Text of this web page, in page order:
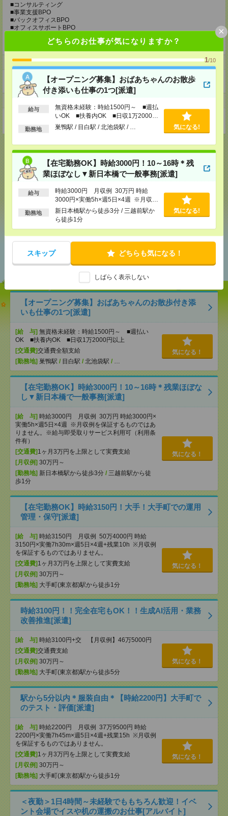
どちらのお仕事が気になりますか？
1/10
【オープニング募集】おばあちゃんのお散歩
付き添いも仕事の1つ[派遣]
給与
無資格未経験：時給1500円～ ■週払
いOK ■扶養内OK ■日収1万2000円
以上
勤務地 巣鴨駅 / 目白駅 / 北池袋駅 / … 気になる!
【在宅勤務OK】時給3000円！10～16時＊残
業ほぼなし▼新日本橋で一般事務[派遣]
給与
時給3000円 月収例 30万円 時給
3000円×実働5h×週5日×4週 ※月収例
を保証するものではありません。※給
与即受取りサービス利用可（利用条件
勤務地
新日本橋駅から徒歩3分 / 三越前駅か
ら徒歩1分
気になる!
スキップ どちらも気になる！
しばらく表示しない
×
■コンサルティング
■事業支援BPO
■バックオフィスBPO
■オフィスサポートBPO
ホームページ
https://en-gage.net/canon-ba_career/
東京都品川区東品川3丁目32番42号ISビル
応募ページへ
気になる！
あなたの閲覧履歴からの
【オープニング募集】おばあちゃんのお散歩付き添
いも仕事の1つ[派遣]
[給 与] 無資格未経験：時給1500円～ ■週払い
OK ■扶養内OK ■日収1万2000円以上
[交通費]交通費全額支給
[勤務地] 巣鴨駅 / 目白駅 / 北池袋駅 /
気になる！
【在宅勤務OK】時給3000円！10～16時＊残業ほぼな
し▼新日本橋で一般事務[派遣]
[給 与] 時給3000円 月収例 30万円 時給3000円×
実働5h×週5日×4週 ※月収例を保証するものではあ
りません。※給与即受取りサービス利用可（利用条
件有）
[交通費]1ヶ月3万円を上限として実費支給
[月収例] 30万円～
[勤務地] 新日本橋駅から徒歩3分 / 三越前駅から徒
歩1分
気になる！
【在宅勤務OK】時給3150円！大手！大手町での運用
管理・保守[派遣]
[給 与] 時給3150円 月収例 50万4000円 時給
3150円×実働7h30m×週5日×4週+残業10h ※月収例
を保証するものではありません。
[交通費]1ヶ月3万円を上限として実費支給
[月収例] 30万円～
[勤務地] 大手町(東京都)駅から徒歩1分
気になる！
時給3100円！！完全在宅もOK！！生成AI活用・業務
改善推進[派遣]
[給 与] 時給3100円+交 【月収例】46万5000円
[交通費]交通費支給
[月収例] 30万円～
[勤務地] 大手町(東京都)駅から徒歩5分
気になる！
駅から5分以内＊服装自由＊【時給2200円】大手町で
のテスト・評価[派遣]
[給 与] 時給2200円 月収例 37万9500円 時給
2200円×実働7h45m×週5日×4週+残業15h ※月収例
を保証するものではありません。
[交通費]1ヶ月3万円を上限として実費支給
[月収例] 30万円～
[勤務地] 大手町(東京都)駅から徒歩1分
気になる！
＜夜勤＞1日4時間～未経験でももちろん歓迎！イベ
ント会場でイスや机の運搬のお仕事[アルバイト]